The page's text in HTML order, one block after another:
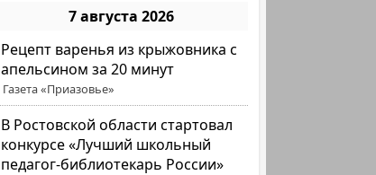
7 августа 2026
Рецепт варенья из крыжовника с
апельсином за 20 минут
Газета «Приазовье»
В Ростовской области стартовал
конкурсе «Лучший школьный
педагог-библиотекарь России»